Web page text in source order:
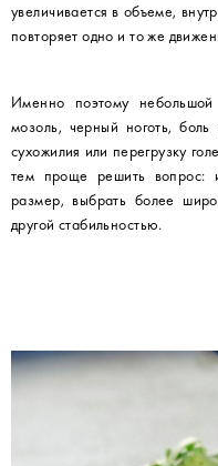
увеличивается в объеме,
повторяет одно и то же
Именно поэтому
мозоль, черный ноготь,
сухожилия или перегрузку
тем проще решить вопрос:
размер, выбрать более
другой стабильностью.